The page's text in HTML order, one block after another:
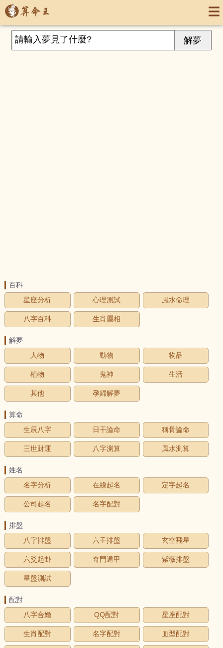
百科
星座分析
心理測試 風水命理
八字百科 生肖屬相
解夢
人物
動物 物品
植物 鬼神 生活
其他 孕婦解夢
算命
生辰八字
日干論命 稱骨論命
三世財運 八字測算 風水測算
姓名
名字分析
在線起名 定字起名
公司起名 名字配對
排盤
八字排盤
六壬排盤 玄空飛星
六爻起卦 奇門遁甲 紫薇排盤
星盤測試
配對
八字合婚
QQ配對 星座配對
生肖配對 名字配對 血型配對